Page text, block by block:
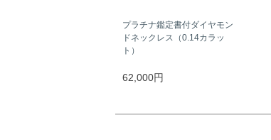
プラチナ鑑定書付ダイヤモン
ドネックレス（0.14カラッ
ト）
62,000円